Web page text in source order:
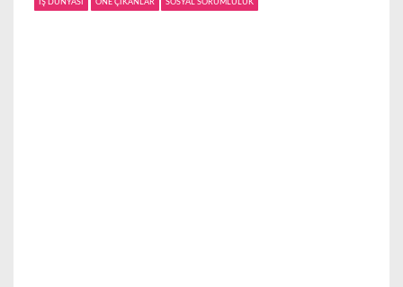
İŞ DÜNYASI ÖNE ÇIKANLAR SOSYAL SORUMLULUK